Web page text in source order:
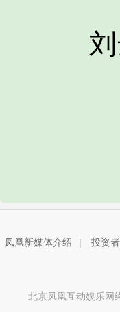
刘云
凤凰新媒体介绍 | 投资
北京凤凰互动娱乐网